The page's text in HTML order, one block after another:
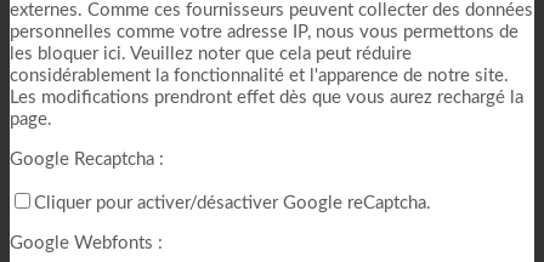
externes. Comme ces fournisseurs peuvent collecter des données
personnelles comme votre adresse IP, nous vous permettons de
les bloquer ici. Veuillez noter que cela peut réduire
considérablement la fonctionnalité et l'apparence de notre site.
Les modifications prendront effet dès que vous aurez rechargé la
page.
Google Recaptcha :
Cliquer pour activer/désactiver Google reCaptcha.
Google Webfonts :